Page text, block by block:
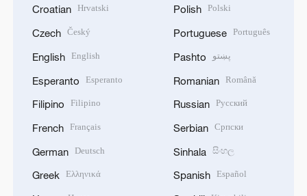
Croatian Hrvatski
Czech Český
English English
Esperanto Esperanto
Filipino Filipino
French Français
German Deutsch
Greek Ελληνικά
Polish Polski
Portuguese Português
Pashto پښتو
Romanian Română
Russian Русский
Serbian Српски
Sinhala සිංහල
Spanish Español